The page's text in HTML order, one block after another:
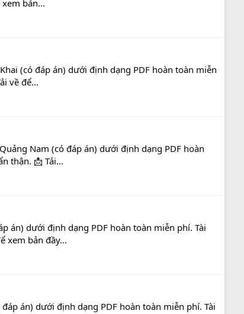
bản...
(có đáp án) dưới định dạng PDF hoàn toàn miễn
về để...
Nam (có đáp án) dưới định dạng PDF hoàn
thận. 📩 Tải...
án) dưới định dạng PDF hoàn toàn miễn phí. Tài
xem bản đầy...
án) dưới định dạng PDF hoàn toàn miễn phí. Tài